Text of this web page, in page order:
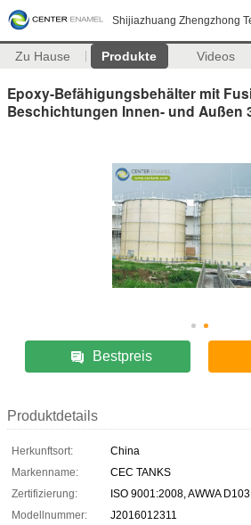
Shijiazhuang Zhengzhong
Zu Hause Produkte Videos
Epoxy-Befähigungsbehälter mit
Beschichtungen Innen- und Außen
Bestpreis
Produktdetails
Herkunftsort:
China
Markenname:
CEC TANKS
Zertifizierung:
ISO 9001:2008, AWWA
Modellnummer:
J2016012311